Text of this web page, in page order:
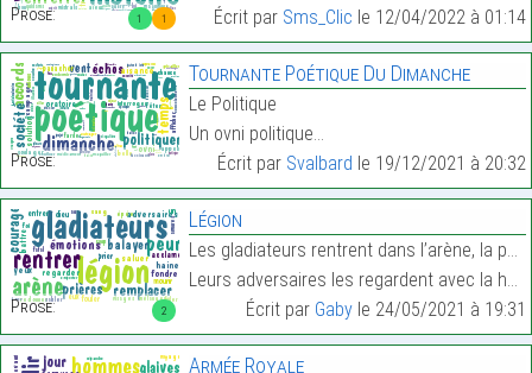
1 1
Prose:
Écrit par Sms_Clic le 12/04/2022 à 01:14
Prose:
Tournante Poétique Du Dimanche
Le Politique
Un ovni politique…
Écrit par Svalbard le 19/12/2021 à 20:32
2
Prose:
Légion
Les gladiateurs rentrent dans l’arène, la peur rem
Leurs adversaires les regardent avec la haine au f…
Écrit par Gabyle 24/05/2021 à 19:31
Armée Royale